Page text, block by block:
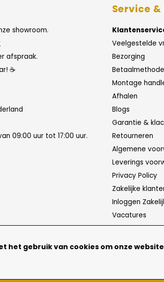
showroom.
afspraak.
☕
09:00 uur tot 17:00 uur.
Service
Veelgestelde
Bezorging
Montage
Afhalen
Blogs
Garantie &
Retourneren
Algemene
Leverings
Privacy Policy
Zakelijke
Inloggen
Vacatures
het gebruik van cookies om onze